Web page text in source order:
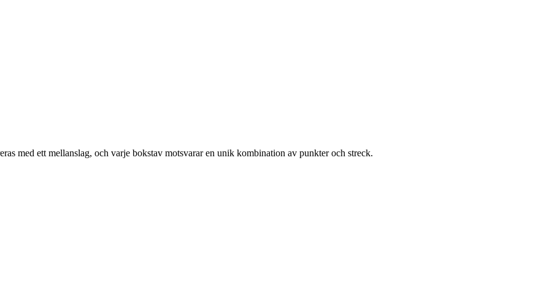
med ett mellanslag, och varje bokstav motsvarar en unik kombination av punkter och streck.